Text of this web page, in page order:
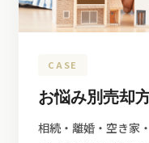
CASE
お悩み別売却
相続・離婚・空き家